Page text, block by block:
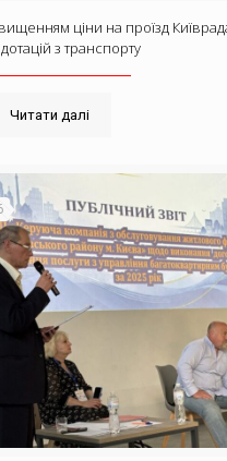
ціни на проїзд
з транспорту
Читати далі